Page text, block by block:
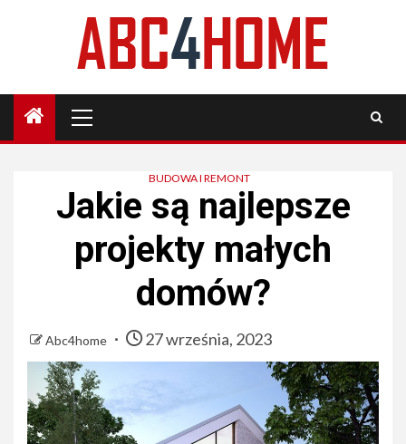
Menu
BUDOWA I REMONT
Jakie są najlepsze
projekty małych
domów?
Abc4home 27 września, 2023